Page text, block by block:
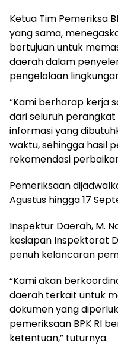
Ketua Tim Pemeriksa
yang sama,
bertujuan untuk
daerah dalam
pengelolaan
“Kami berharap kerja
dari seluruh
informasi yang
waktu, sehingga hasil
rekomendasi
Pemeriksaan
Agustus hingga 17
Inspektur Daerah, M.
kesiapan Inspektorat
penuh kelancaran
“Kami akan
daerah terkait untuk
dokumen yang
pemeriksaan BPK RI
ketentuan,” tuturnya.